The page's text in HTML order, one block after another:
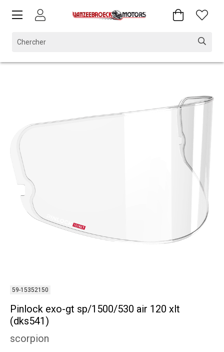
59-15352150
Pinlock exo-gt sp/1500/530 air 120 xlt
(dks541)
scorpion